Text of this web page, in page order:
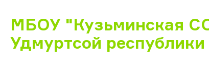
МБОУ "Кузьминская
Удмуртсой республики